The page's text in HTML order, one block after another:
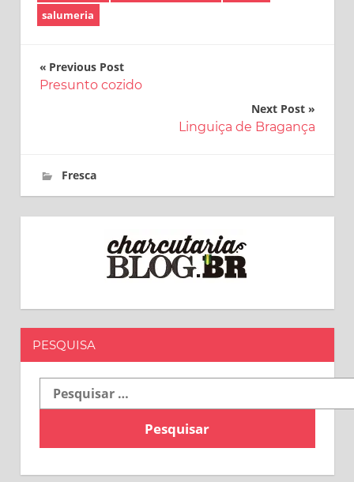
salumeria
Navegação
Previous Post
Presunto cozido
Next Post
Linguiça de Bragança
6 de setembro de 2017
charcutaria.blog.br
Fresca
PESQUISA
Pesquisar
por: